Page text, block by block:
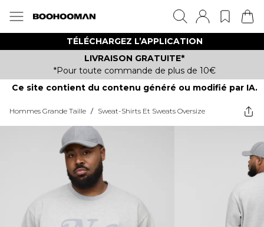
TÉLÉCHARGEZ L’APPLICATION
LIVRAISON GRATUITE*
*Pour toute commande de plus de 10€
Ce site contient du contenu généré ou modifié par IA.
Hommes Grande Taille / Sweat-Shirts Et Sweats Oversize